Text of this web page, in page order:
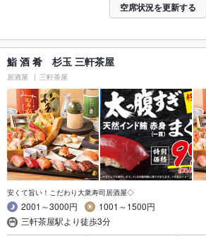
空席状況を更新する
鮨 酒 肴 杉玉 三軒茶屋
居酒屋 三軒茶屋
安くて旨い！こだわり大衆寿司居酒屋◇
2001～3000円
1001～1500円
三軒茶屋駅より徒歩3分